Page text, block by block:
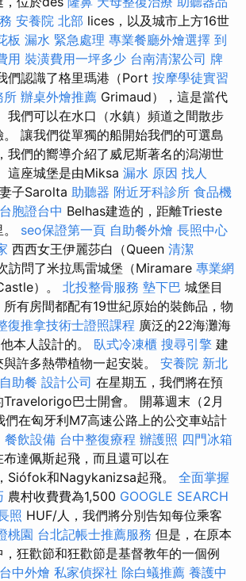
安養院 北部 lices，以及城市上方16世
板 漏水 緊急處理 專業餐廳外燴選擇 到
用 裝潢費用一坪多少 台南清潔公司 牌
們認識了格里瑪港（Port 按摩學徒實習
所 辦桌外燴推薦 Grimaud），這是當代
我們可以在水口（水鎮）頻道之間散步
讓我們從單獨的船開始我們的可選島
我們的嚮導介紹了威尼斯著名的潟湖世
這座城堡是由Miksa 漏水 原因 找人
子Sarolta 助聽器 附近牙科診所 食品機
台胞證台中 Belhas建造的，距離Trieste
seo保證第一頁 自助餐外燴 長照中心
西西女王伊麗莎白（Queen 清潔
訪問了米拉馬雷城堡（Miramare 專業網
）。 北投整骨服務 墊下巴 城堡目
有房間都配有19世紀原始的裝飾品，物
復推拿技術士證照課程 廣泛的22海灘海
本人設計的。 臥式冷凍櫃 搜尋引擎 建
許多熱帶植物一起安裝。 安養院 新北
自助餐 設計公司 在星期五，我們將在預
Travelorigo巴士開會。 開幕週末（2月
們在匈牙利M7高速公路上的公交車站計
餐飲設備 台中整復療程 辦護照 四門冰箱
達佩斯起飛，而且還可以在
Siófok和Nagykanizsa起飛。 全面掌握
農村收費費為1,500 GOOGLE SEARCH
照 HUF/人，我們將分別告知每位乘客
桃園 台北記帳士推薦服務 但是，在原本
狂歡節和狂歡節是基督教年的一個例
台中外燴 私家偵探社 除白蟻推薦 養護中